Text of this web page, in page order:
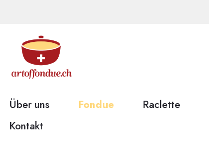
Über uns Fondue Raclette
Kontakt